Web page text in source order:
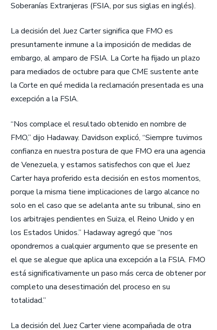
Soberanías Extranjeras (FSIA, por sus siglas en inglés).
La decisión del Juez Carter significa que FMO es
presuntamente inmune a la imposición de medidas de
embargo, al amparo de FSIA. La Corte ha fijado un plazo
para mediados de octubre para que CME sustente ante
la Corte en qué medida la reclamación presentada es una
excepción a la FSIA.
“Nos complace el resultado obtenido en nombre de
FMO,” dijo Hadaway. Davidson explicó, “Siempre tuvimos
confianza en nuestra postura de que FMO era una agencia
de Venezuela, y estamos satisfechos con que el Juez
Carter haya proferido esta decisión en estos momentos,
porque la misma tiene implicaciones de largo alcance no
solo en el caso que se adelanta ante su tribunal, sino en
los arbitrajes pendientes en Suiza, el Reino Unido y en
los Estados Unidos.” Hadaway agregó que “nos
opondremos a cualquier argumento que se presente en
el que se alegue que aplica una excepción a la FSIA. FMO
está significativamente un paso más cerca de obtener por
completo una desestimación del proceso en su
totalidad.”
La decisión del Juez Carter viene acompañada de otra